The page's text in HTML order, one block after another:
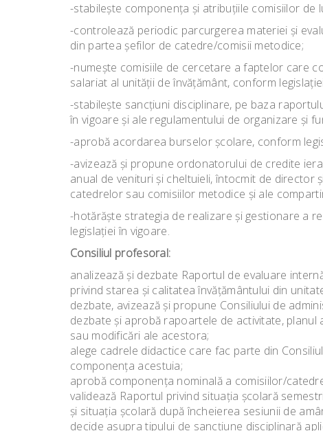
-stabileşte componenţa şi atribuţiile comisiilor de
-controlează periodic parcurgerea materiei şi
din partea şefilor de catedre/comisii metodice;
-numeşte comisiile de cercetare a faptelor care
salariat al unităţii de învăţământ, conform
-stabileşte sancţiuni disciplinare, pe baza
în vigoare şi ale regulamentului de organizare şi
-aprobă acordarea burselor şcolare, conform
-avizează şi propune ordonatorului de credite
anual de venituri şi cheltuieli, întocmit de
catedrelor sau comisiilor metodice şi ale
-hotărăşte strategia de realizare şi gestionare a
legislaţiei în vigoare.
Consiliul profesoral:
analizează şi dezbate Raportul de evaluare
privind starea şi calitatea învăţământului din
dezbate, avizează şi propune Consiliului de
dezbate şi aprobă rapoartele de activitate,
sau modificări ale acestora;
alege cadrele didactice care fac parte din
componenţa acestuia;
aprobă componenţa nominală a comisiilor/
validează Raportul privind situaţia şcolară
şi situaţia şcolară după încheierea sesiunii de
decide asupra tipului de sancţiune disciplinară